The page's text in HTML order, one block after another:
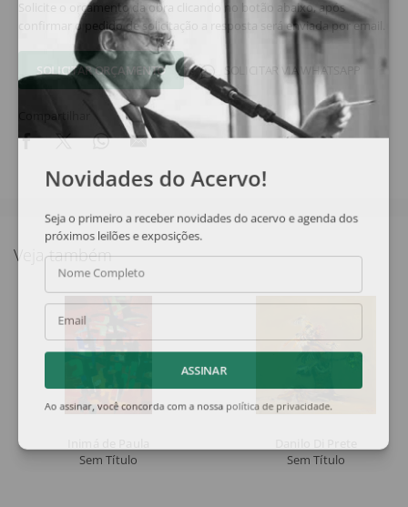
Solicite o orçamento da obra clicando no botão abaixo, após
confirmar o pedido de solicitação a resposta será enviada por email.
SOLICITAR ORÇAMENTO SOLICITAR VIA WHATSAPP
Compartilhar
Veja também
Sem Título
Sem Título
Novidades do Acervo!
Seja o primeiro a receber novidades do acervo e agenda dos
próximos leilões e exposições.
Nome Completo
Email
ASSINAR
Ao assinar, você concorda com a nossapolítica de privacidade